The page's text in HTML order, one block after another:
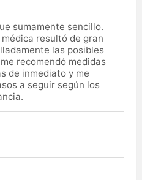
sumamente sencillo.
resultó de gran
las posibles
recomendó medidas
de inmediato y me
a seguir según los